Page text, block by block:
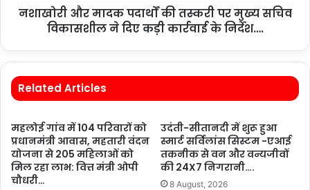
नशाखोरी और मादक पदार्थों की तस्करी पर मुख्य सचिव
विकासशील ने दिए कड़ी कार्रवाई के निर्देश….
Related Articles
महलोई गांव में 104 परिवारों को
प्रधानमंत्री आवास, महतारी वंदन
योजना से 205 महिलाओं को
मिल रहा लाभ: वित्त मंत्री ओपी
चौधरी…
उदंती-सीतानदी में शुरू हुआ
स्मार्ट सर्विलांस सिस्टम -एआई
तकनीक से वन और वन्यजीवों
की 24X7 निगरानी….
8 August, 2026